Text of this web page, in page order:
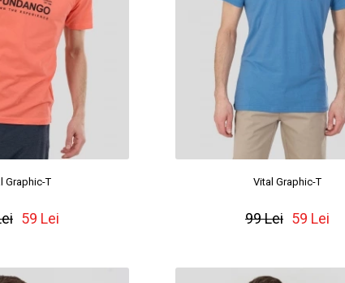
Graphic-T
59 Lei
Vital Graphic-T
99 Lei 59 Lei